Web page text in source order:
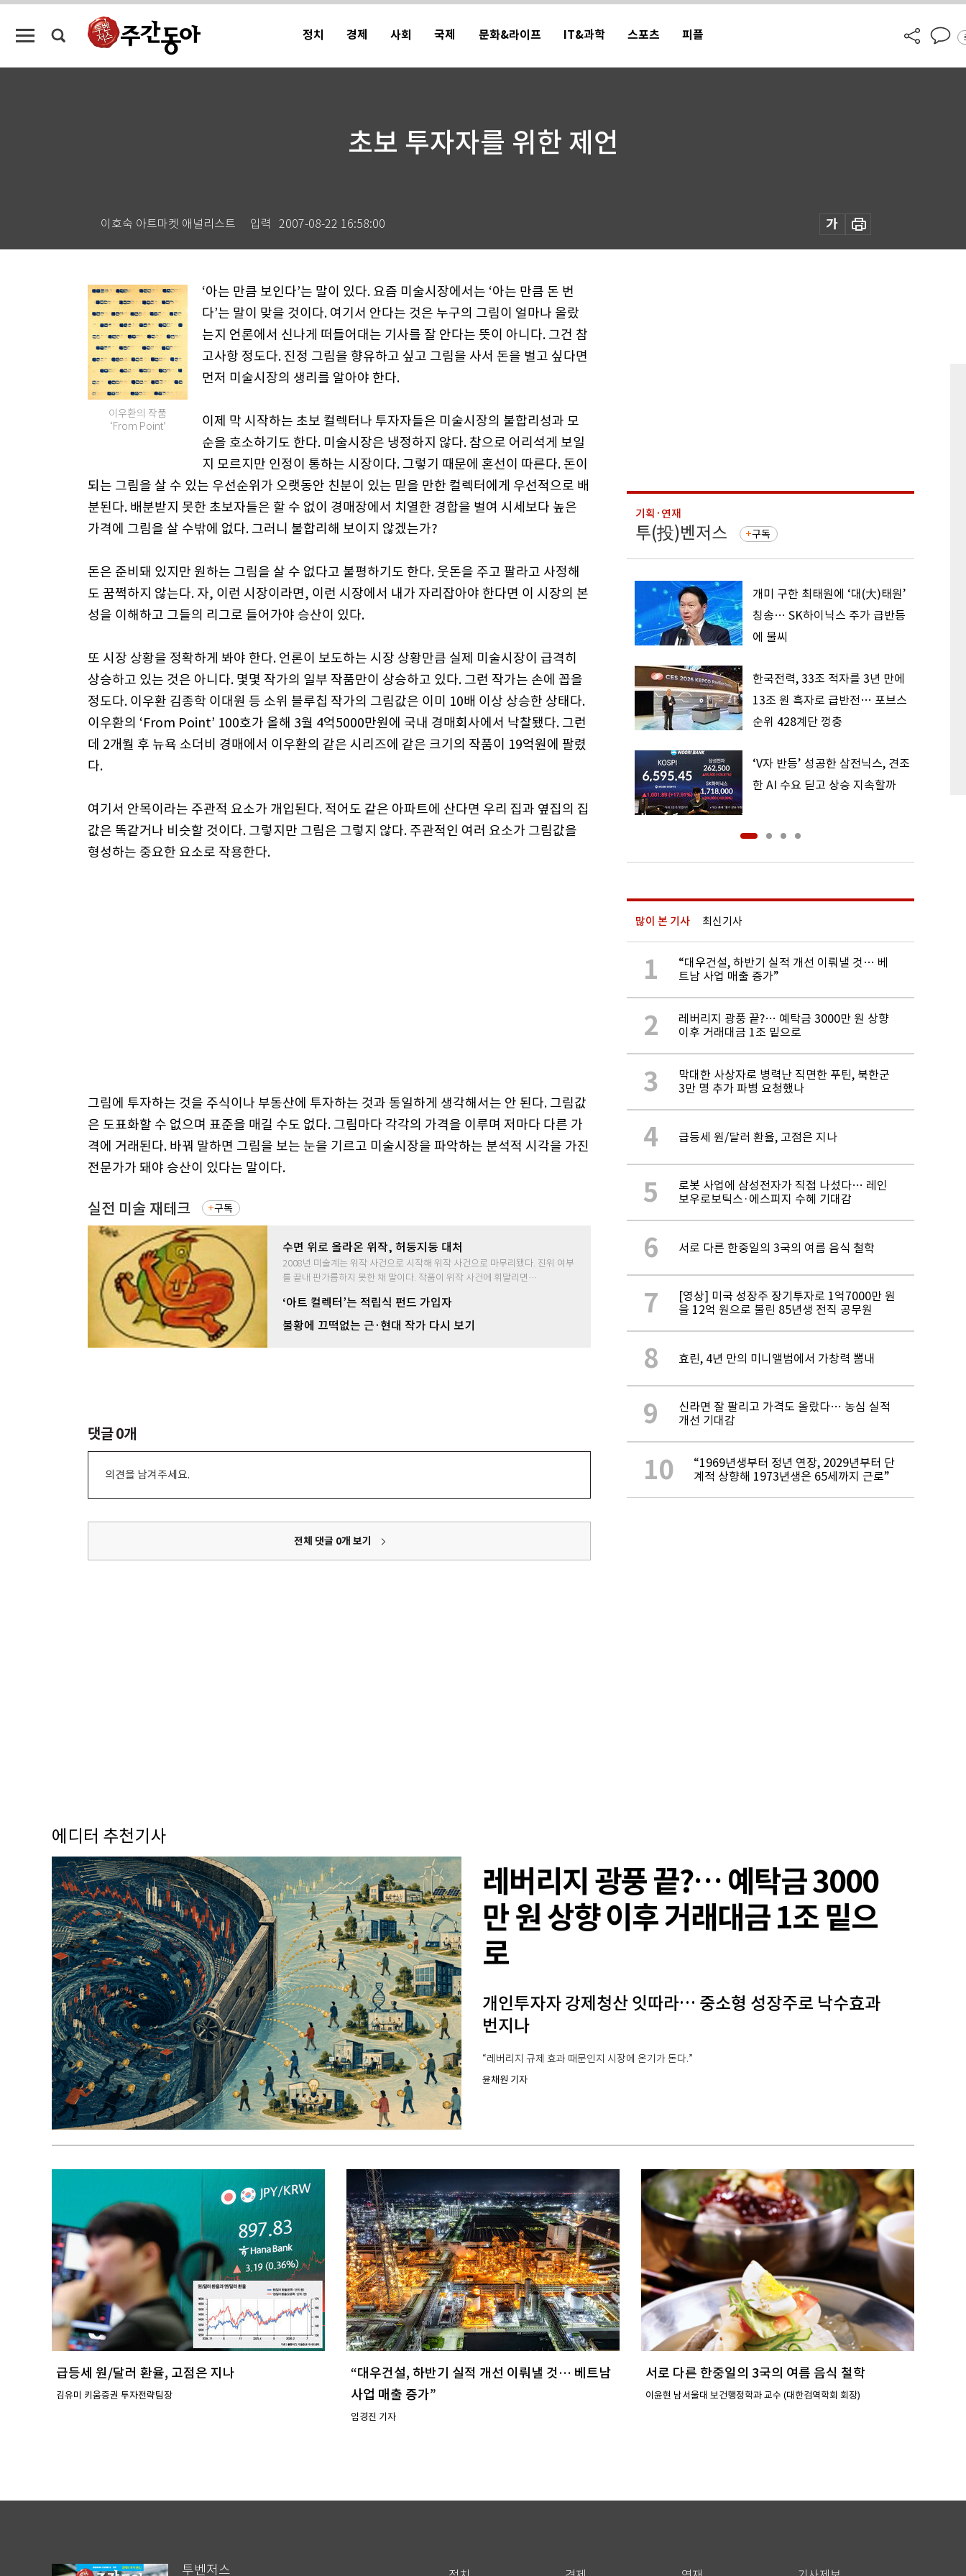
정치 경제 사회 국제 문화&라이프 IT&과학 스포츠 피플
초보 투자자를 위한 제언
이호숙 아트마켓 애널리스트 입력 2007-08-22 16:58:00
이우환의 작품
‘From Point’
‘아는 만큼 보인다’는 말이 있다. 요즘 미술시장에서는 ‘아는 만큼 돈 번
다’는 말이 맞을 것이다. 여기서 안다는 것은 누구의 그림이 얼마나 올랐
는지 언론에서 신나게 떠들어대는 기사를 잘 안다는 뜻이 아니다. 그건 참
고사항 정도다. 진정 그림을 향유하고 싶고 그림을 사서 돈을 벌고 싶다면
먼저 미술시장의 생리를 알아야 한다.
이제 막 시작하는 초보 컬렉터나 투자자들은 미술시장의 불합리성과 모
순을 호소하기도 한다. 미술시장은 냉정하지 않다. 참으로 어리석게 보일
지 모르지만 인정이 통하는 시장이다. 그렇기 때문에 혼선이 따른다. 돈이
되는 그림을 살 수 있는 우선순위가 오랫동안 친분이 있는 믿을 만한 컬렉터에게 우선적으로 배
분된다. 배분받지 못한 초보자들은 할 수 없이 경매장에서 치열한 경합을 벌여 시세보다 높은
가격에 그림을 살 수밖에 없다. 그러니 불합리해 보이지 않겠는가?
돈은 준비돼 있지만 원하는 그림을 살 수 없다고 불평하기도 한다. 웃돈을 주고 팔라고 사정해
도 꿈쩍하지 않는다. 자, 이런 시장이라면, 이런 시장에서 내가 자리잡아야 한다면 이 시장의 본
성을 이해하고 그들의 리그로 들어가야 승산이 있다.
또 시장 상황을 정확하게 봐야 한다. 언론이 보도하는 시장 상황만큼 실제 미술시장이 급격히
상승하고 있는 것은 아니다. 몇몇 작가의 일부 작품만이 상승하고 있다. 그런 작가는 손에 꼽을
정도다. 이우환 김종학 이대원 등 소위 블루칩 작가의 그림값은 이미 10배 이상 상승한 상태다.
이우환의 ‘From Point’ 100호가 올해 3월 4억5000만원에 국내 경매회사에서 낙찰됐다. 그런
데 2개월 후 뉴욕 소더비 경매에서 이우환의 같은 시리즈에 같은 크기의 작품이 19억원에 팔렸
다.
여기서 안목이라는 주관적 요소가 개입된다. 적어도 같은 아파트에 산다면 우리 집과 옆집의 집
값은 똑같거나 비슷할 것이다. 그렇지만 그림은 그렇지 않다. 주관적인 여러 요소가 그림값을
형성하는 중요한 요소로 작용한다.
그림에 투자하는 것을 주식이나 부동산에 투자하는 것과 동일하게 생각해서는 안 된다. 그림값
은 도표화할 수 없으며 표준을 매길 수도 없다. 그림마다 각각의 가격을 이루며 저마다 다른 가
격에 거래된다. 바꿔 말하면 그림을 보는 눈을 기르고 미술시장을 파악하는 분석적 시각을 가진
전문가가 돼야 승산이 있다는 말이다.
실전 미술 재테크 구독
수면 위로 올라온 위작, 허둥지둥 대처
2008년 미술계는 위작 사건으로 시작해 위작 사건으로 마무리됐다. 진위 여부
를 끝내 판가름하지 못한 채 말이다. 작품이 위작 사건에 휘말리면…
‘아트 컬렉터’는 적립식 펀드 가입자
불황에 끄떡없는 근·현대 작가 다시 보기
댓글0개
의견을 남겨주세요.
전체 댓글 0개 보기
기획·연재
투(投)벤저스 구독
개미 구한 최태원에 ‘대(大)태원’
칭송… SK하이닉스 주가 급반등
에 불씨
한국전력, 33조 적자를 3년 만에
13조 원 흑자로 급반전… 포브스
순위 428계단 껑충
‘V자 반등’ 성공한 삼전닉스, 견조
한 AI 수요 딛고 상승 지속할까
많이 본 기사 최신기사
1
“대우건설, 하반기 실적 개선 이뤄낼 것… 베
트남 사업 매출 증가”
2
레버리지 광풍 끝?… 예탁금 3000만 원 상향
이후 거래대금 1조 밑으로
3
막대한 사상자로 병력난 직면한 푸틴, 북한군
3만 명 추가 파병 요청했나
4 급등세 원/달러 환율, 고점은 지나
5
로봇 사업에 삼성전자가 직접 나섰다… 레인
보우로보틱스·에스피지 수혜 기대감
6 서로 다른 한중일의 3국의 여름 음식 철학
7
[영상] 미국 성장주 장기투자로 1억7000만 원
을 12억 원으로 불린 85년생 전직 공무원
8 효린, 4년 만의 미니앨범에서 가창력 뽐내
9
신라면 잘 팔리고 가격도 올랐다… 농심 실적
개선 기대감
10
“1969년생부터 정년 연장, 2029년부터 단
계적 상향해 1973년생은 65세까지 근로”
에디터 추천기사
레버리지 광풍 끝?… 예탁금 3000
만 원 상향 이후 거래대금 1조 밑으
로
개인투자자 강제청산 잇따라… 중소형 성장주로 낙수효과
번지나
“레버리지 규제 효과 때문인지 시장에 온기가 돈다.”
윤채원 기자
급등세 원/달러 환율, 고점은 지나
김유미 키움증권 투자전략팀장
“대우건설, 하반기 실적 개선 이뤄낼 것… 베트남
사업 매출 증가”
임경진 기자
서로 다른 한중일의 3국의 여름 음식 철학
이윤현 남서울대 보건행정학과 교수 (대한검역학회 회장)
투벤저스